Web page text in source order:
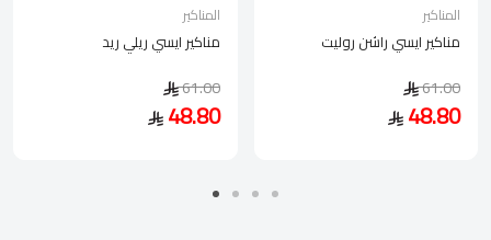
المناكير
مناكير ايسي ريلي ريد
61.00
48.80
المناكير
مناكير ايسي راشن روليت
61.00
48.80